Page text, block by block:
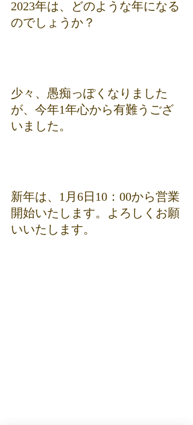
2023年は、どのような年になる
のでしょうか？
少々、愚痴っぽくなりました
が、今年1年心から有難うござ
いました。
新年は、1月6日10：00から営業
開始いたします。よろしくお願
いいたします。